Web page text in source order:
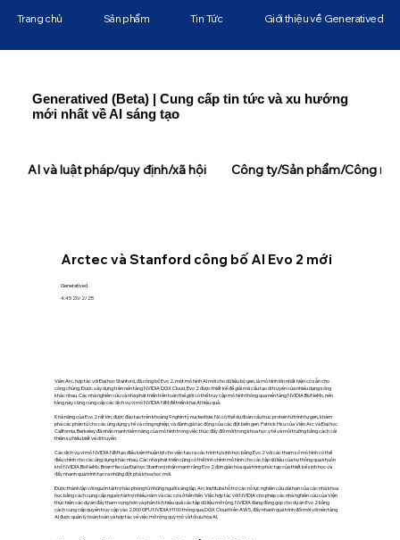
Generatived (Beta) | Cung cấp tin tức và xu hướng
mới nhất về AI sáng tạo
Arctec và Stanford công bố AI Evo 2 mới
Generatived
4:45 20/2/25
Viện Arc, hợp tác với Đại học Stanford, đã công bố Evo 2, một mô hình AI mới cho dữ liệu bộ gen, là mô hình lớn nhất hiện có sẵn cho
công chúng. Được xây dựng trên nền tảng NVIDIA DGX Cloud, Evo 2 được thiết kế để giải mã cấu tạo di truyền của nhiều dạng sống
khác nhau. Các nhà nghiên cứu và nhà phát triển trên toàn thế giới có thể truy cập mô hình thông qua nền tảng NVIDIA BioNeMo, nền
tảng này cũng cung cấp các dịch vụ vi mô NVIDIA NIM để triển khai AI hiệu quả.
Khả năng của Evo 2 rất lớn, được đào tạo trên khoảng 9 nghìn tỷ nucleotide. Nó có thể dự đoán cấu trúc protein từ trình tự gen, khám
phá các phân tử cho các ứng dụng y tế và công nghiệp, và đánh giá tác động của các đột biến gen. Patrick Hsu của Viện Arc và Đại học
California, Berkeley đã nhấn mạnh tiềm năng của mô hình trong việc thúc đẩy đổi mới trong khoa học y tế và môi trường bằng cách cải
thiện sự hiểu biết về di truyền.
Các dịch vụ vi mô NVIDIA NIM tạo điều kiện thuận lợi cho việc tạo ra các trình tự sinh học bằng Evo 2 với các tham số mô hình có thể
điều chỉnh cho các ứng dụng khác nhau. Các nhà phát triển cũng có thể tinh chỉnh mô hình cho các tập dữ liệu của họ thông qua khuôn
khổ NVIDIA BioNeMo. Brian Hie của Đại học Stanford nhấn mạnh rằng Evo 2 đơn giản hóa quá trình phức tạp của thiết kế sinh học và
đẩy nhanh quá trình tạo ra những đột phá khoa học mới.
Được thành lập với nguồn tài trợ hào phóng từ những người sáng lập, Arc Institute hỗ trợ các nỗ lực nghiên cứu dài hạn của các nhà khoa
học bằng cách cung cấp nguồn tài trợ nhiều năm và các cơ sở tiên tiến. Việc hợp tác với NVIDIA cho phép các nhà nghiên cứu của Viện
thực hiện các dự án đầy tham vọng hơn và phân tích hiệu quả các tập dữ liệu mở rộng. NVIDIA đang đóng góp cho dự án Evo 2 bằng
cách cung cấp quyền truy cập vào 2.000 GPU NVIDIA H100 thông qua DGX Cloud trên AWS, đẩy nhanh quá trình đổi mới với nền tảng
AI được quản lý hoàn toàn và hợp tác về việc mở rộng quy mô và tối ưu hóa AI.
Trang chủ Sản phẩm Tin Tức Giới thiệu về Generatived
AI và luật pháp/quy định/xã hội Công ty/Sản phẩm/Công